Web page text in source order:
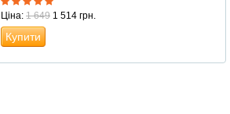
Ціна: 1 649 1 514 грн.
Купити